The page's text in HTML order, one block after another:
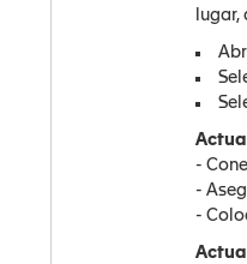
-
-
-